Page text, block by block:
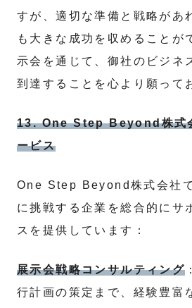
すが、適切な準備と戦略があ
も大きな成功を収めることが
示会を通じて、御社のビジネ
到達することを心より願って
13. One Step Beyond株式
ービス
One Step Beyond株式会社
に挑戦する企業を総合的にサ
スを提供しています：
展示会戦略コンサルティング
行計画の策定まで、経験豊富